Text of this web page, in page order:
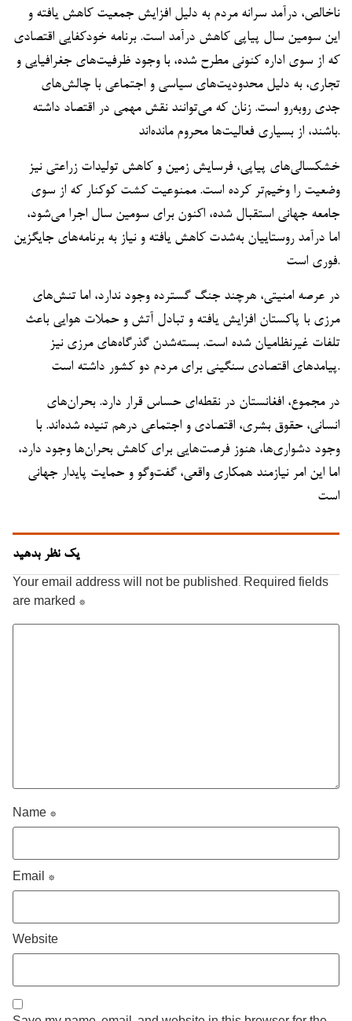
ناخالص، درآمد سرانه مردم به دلیل افزایش جمعیت کاهش یافته و
این سومین سال پیاپی کاهش درآمد است. برنامه خودکفایی اقتصادی
که از سوی اداره کنونی مطرح شده، با وجود ظرفیت‌های جغرافیایی و
تجاری، به دلیل محدودیت‌های سیاسی و اجتماعی با چالش‌های
جدی روبه‌رو است. زنان که می‌توانند نقش مهمی در اقتصاد داشته
باشند، از بسیاری فعالیت‌ها محروم مانده‌اند.
خشکسالی‌های پیاپی، فرسایش زمین و کاهش تولیدات زراعتی نیز
وضعیت را وخیم‌تر کرده است. ممنوعیت کشت کوکنار که از سوی
جامعه جهانی استقبال شده، اکنون برای سومین سال اجرا می‌شود،
اما درآمد روستاییان به‌شدت کاهش یافته و نیاز به برنامه‌های جایگزین
فوری است.
در عرصه امنیتی، هرچند جنگ گسترده وجود ندارد، اما تنش‌های
مرزی با پاکستان افزایش یافته و تبادل آتش و حملات هوایی باعث
تلفات غیرنظامیان شده است. بسته‌شدن گذرگاه‌های مرزی نیز
پیامدهای اقتصادی سنگینی برای مردم دو کشور داشته است.
در مجموع، افغانستان در نقطه‌ای حساس قرار دارد. بحران‌های
انسانی، حقوق بشری، اقتصادی و اجتماعی درهم تنیده شده‌اند. با
وجود دشواری‌ها، هنوز فرصت‌هایی برای کاهش بحران‌ها وجود دارد،
اما این امر نیازمند همکاری واقعی، گفت‌وگو و حمایت پایدار جهانی
است
یک نظر بدهید
Your email address will not be published. Required fields
are marked *
Name *
Email *
Website